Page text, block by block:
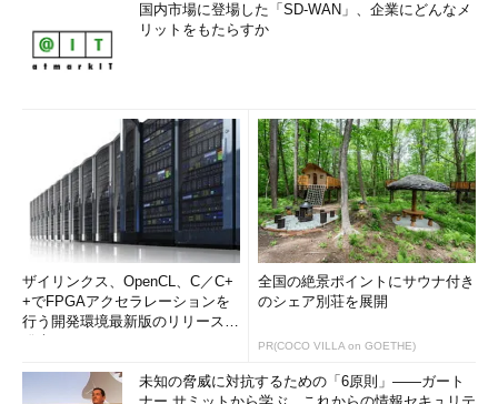
国内市場に登場した「SD-WAN」、企業にどんなメ
リットをもたらすか
ザイリンクス、OpenCL、C／C+
+でFPGAアクセラレーションを
行う開発環境最新版のリリースを
全国の絶景ポイントにサウナ付き
のシェア別荘を展開
PR(COCO VILLA on GOETHE)
未知の脅威に対抗するための「6原則」――ガート